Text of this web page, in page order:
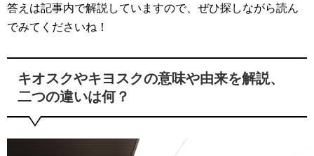
答えは記事内で解説していますので、ぜひ探しながら読ん
でみてくださいね！
キオスクやキヨスクの意味や由来を解説、
二つの違いは何？